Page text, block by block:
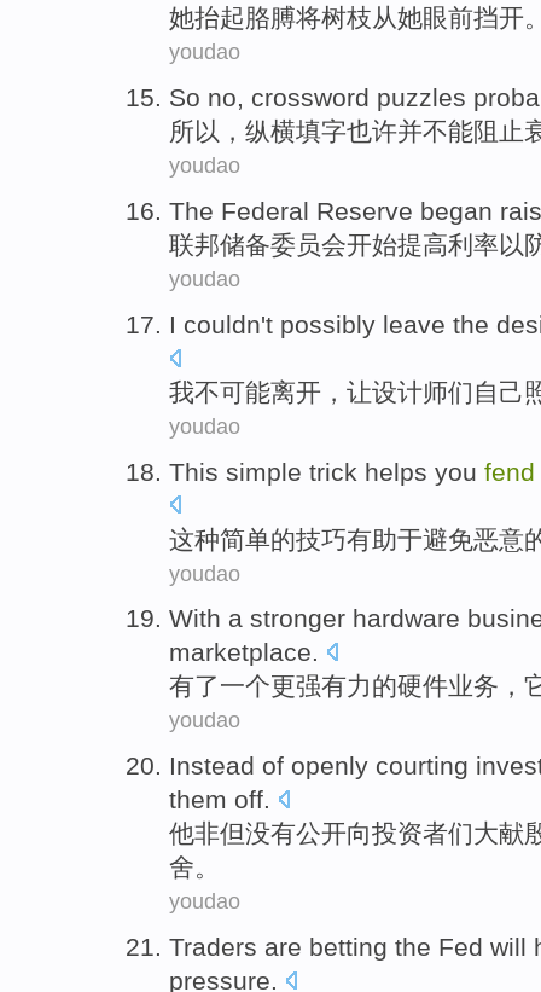
她抬起胳膊将树枝从她眼前挡开
youdao
So no, crossword puzzles
所以 ， 纵横填字也许并不能阻止
youdao
The Federal Reserve began
联邦储备委员会开始提高利率以
youdao
I couldn't possibly leave the
我不可能离开 ，让设计师们自己
youdao
This simple trick helps you fend
这种简单的技巧有助于避免恶意
youdao
With a stronger hardware
marketplace.
有了一个更强有力的硬件业务 ，
youdao
Instead of openly courting
them off.
他非但没有公开向投资者们大献
舍。
youdao
Traders are betting the Fed will
pressure.